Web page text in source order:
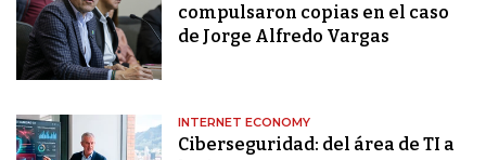
compulsaron copias en el caso
de Jorge Alfredo Vargas
INTERNET ECONOMY
Ciberseguridad: del área de TI a